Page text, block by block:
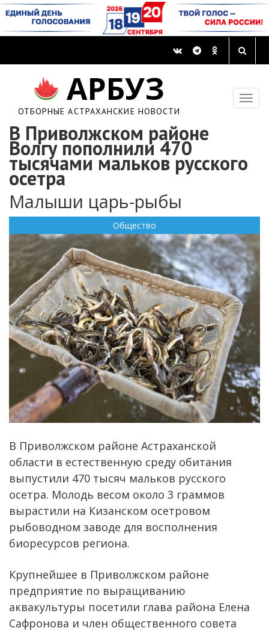
АРБУЗ
ОТБОРНЫЕ АСТРАХАНСКИЕ НОВОСТИ
В Приволжском районе
Волгу пополнили 470
тысячами мальков русского
осетра
Малыши царь-рыбы
Общество
В Приволжском районе Астраханской
области в естественную среду обитания
выпустили 470 тысяч мальков русского
осетра. Молодь весом около 3 граммов
вырастили на Кизанском осетровом
рыбоводном заводе для восполнения
биоресурсов региона.
Крупнейшее в Приволжском районе
предприятие по выращиванию
аквакультуры посетили глава района Елена
Сафронова и член общественного совета